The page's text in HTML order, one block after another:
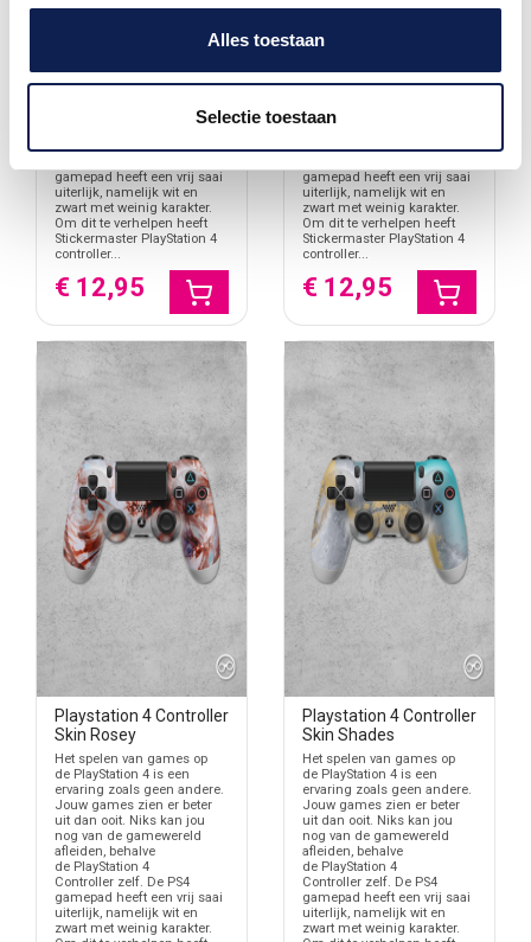
Alles toestaan
Selectie toestaan
Playstation 4 Controller
de PlayStation 4 is een
ervaring zoals geen andere.
uit dan ooit Niks kan jou nog
behalve de PlayStation 4
gamepad heeft een vrij saai
uiterlijk, namelijk wit en
zwart met weinig karakter.
Om dit te verhelpen heeft
Stickermaster PlayStation 4
controller...
€ 12,95
Playstation 4 Controller
de PlayStation 4 is een
ervaring zoals geen andere.
uit dan ooit Niks kan jou nog
behalve de PlayStation 4
gamepad heeft een vrij saai
uiterlijk, namelijk wit en
zwart met weinig karakter.
Om dit te verhelpen heeft
Stickermaster PlayStation 4
controller...
€ 12,95
Playstation 4 Controller
Skin Rosey
Het spelen van games op
de PlayStation 4 is een
ervaring zoals geen andere.
Jouw games zien er beter
uit dan ooit. Niks kan jou
nog van de gamewereld
afleiden, behalve
de PlayStation 4
Controller zelf. De PS4
gamepad heeft een vrij saai
uiterlijk, namelijk wit en
zwart met weinig karakter.
Playstation 4 Controller
Skin Shades
Het spelen van games op
de PlayStation 4 is een
ervaring zoals geen andere.
Jouw games zien er beter
uit dan ooit. Niks kan jou
nog van de gamewereld
afleiden, behalve
de PlayStation 4
Controller zelf. De PS4
gamepad heeft een vrij saai
uiterlijk, namelijk wit en
zwart met weinig karakter.